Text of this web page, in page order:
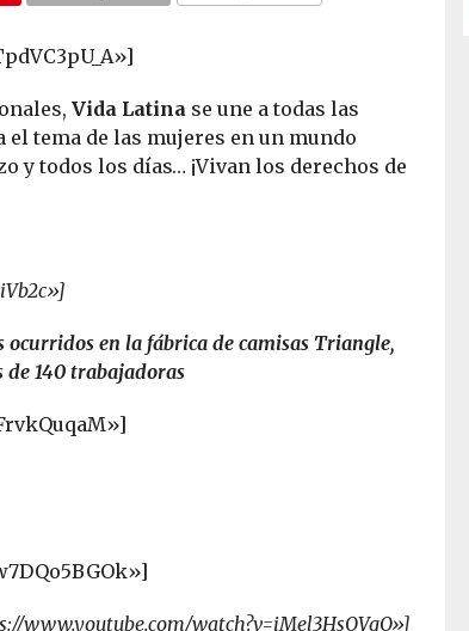
Vida Latinase une a todas las
tema de las mujeres en un mundo
y todos los días… ¡Vivan los derechos de
ocurridos en la fábrica de camisas Triangle,
de 140 trabajadoras
www.youtube.com/watch?v=iMel3HsQVgQ»]